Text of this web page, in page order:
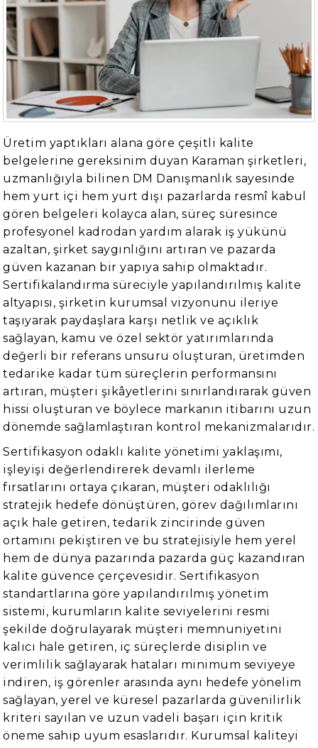
Üretim yaptıkları alana göre çeşitli kalite
belgelerine gereksinim duyan Karaman şirketleri,
uzmanlığıyla bilinen DM Danışmanlık sayesinde
hem yurt içi hem yurt dışı pazarlarda resmî kabul
gören belgeleri kolayca alan, süreç süresince
profesyonel kadrodan yardım alarak iş yükünü
azaltan, şirket saygınlığını artıran ve pazarda
güven kazanan bir yapıya sahip olmaktadır.
Sertifikalandırma süreciyle yapılandırılmış kalite
altyapısı, şirketin kurumsal vizyonunu ileriye
taşıyarak paydaşlara karşı netlik ve açıklık
sağlayan, kamu ve özel sektör yatırımlarında
değerli bir referans unsuru oluşturan, üretimden
tedarike kadar tüm süreçlerin performansını
artıran, müşteri şikâyetlerini sınırlandırarak güven
hissi oluşturan ve böylece markanın itibarını uzun
dönemde sağlamlaştıran kontrol mekanizmalarıdır.
Sertifikasyon odaklı kalite yönetimi yaklaşımı,
işleyişi değerlendirerek devamlı ilerleme
fırsatlarını ortaya çıkaran, müşteri odaklılığı
stratejik hedefe dönüştüren, görev dağılımlarını
açık hale getiren, tedarik zincirinde güven
ortamını pekiştiren ve bu stratejisiyle hem yerel
hem de dünya pazarında pazarda güç kazandıran
kalite güvence çerçevesidir. Sertifikasyon
standartlarına göre yapılandırılmış yönetim
sistemi, kurumların kalite seviyelerini resmi
şekilde doğrulayarak müşteri memnuniyetini
kalıcı hale getiren, iç süreçlerde disiplin ve
verimlilik sağlayarak hataları minimum seviyeye
indiren, iş görenler arasında aynı hedefe yönelim
sağlayan, yerel ve küresel pazarlarda güvenilirlik
kriteri sayılan ve uzun vadeli başarı için kritik
öneme sahip uyum esaslarıdır. Kurumsal kaliteyi